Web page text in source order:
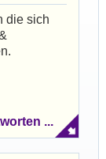
die sich
...